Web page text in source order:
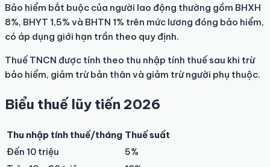
Bảo hiểm bắt buộc của người lao động thường gồm BHXH
8%, BHYT 1,5% và BHTN 1% trên mức lương đóng bảo hiểm,
có áp dụng giới hạn trần theo quy định.
Thuế TNCN được tính theo thu nhập tính thuế sau khi trừ
bảo hiểm, giảm trừ bản thân và giảm trừ người phụ thuộc.
Biểu thuế lũy tiến 2026
Thu nhập tính thuế/tháng Thuế suất
Đến 10 triệu
5%